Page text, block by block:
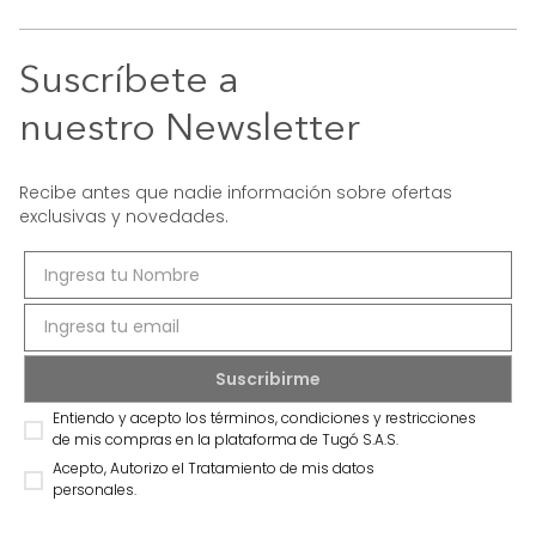
Suscríbete a
nuestro Newsletter
Recibe antes que nadie información sobre ofertas
exclusivas y novedades.
Entiendo y acepto los términos, condiciones y restricciones
de mis compras en la plataforma de Tugó S.A.S.
Acepto, Autorizo el Tratamiento de mis datos
personales.